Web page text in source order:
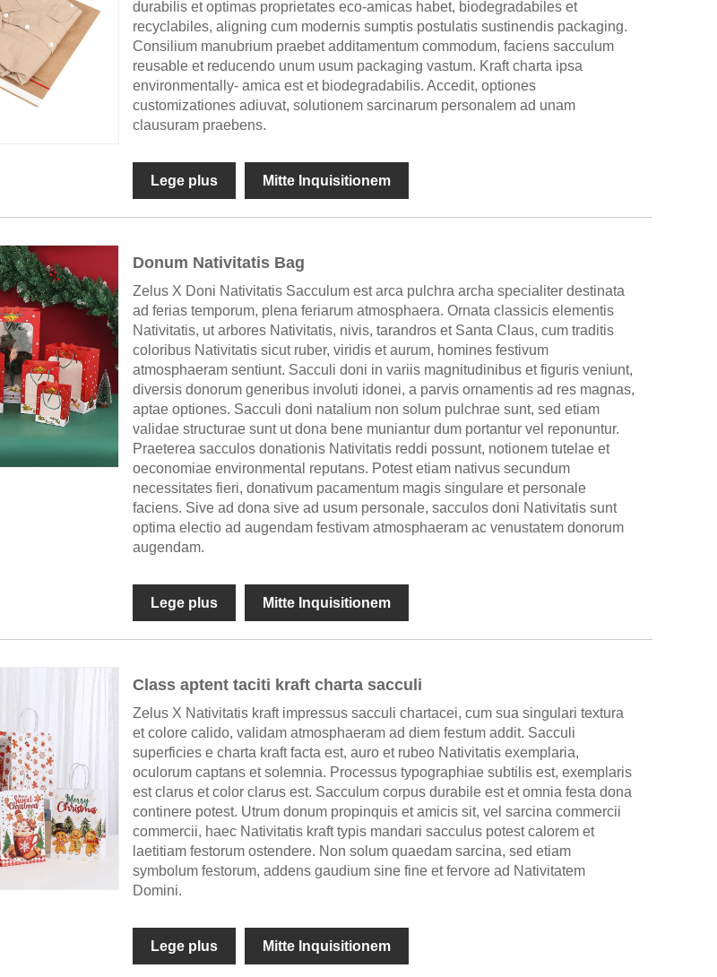
durabilis et optimas proprietates eco-amicas habet, biodegradabiles et
recyclabiles, aligning cum modernis sumptis postulatis sustinendis packaging.
Consilium manubrium praebet additamentum commodum, faciens sacculum
reusable et reducendo unum usum packaging vastum. Kraft charta ipsa
environmentally- amica est et biodegradabilis. Accedit, optiones
customizationes adiuvat, solutionem sarcinarum personalem ad unam
clausuram praebens.
Lege plus Mitte Inquisitionem
Donum Nativitatis Bag
Zelus X Doni Nativitatis Sacculum est arca pulchra archa specialiter destinata
ad ferias temporum, plena feriarum atmosphaera. Ornata classicis elementis
Nativitatis, ut arbores Nativitatis, nivis, tarandros et Santa Claus, cum traditis
coloribus Nativitatis sicut ruber, viridis et aurum, homines festivum
atmosphaeram sentiunt. Sacculi doni in variis magnitudinibus et figuris veniunt,
diversis donorum generibus involuti idonei, a parvis ornamentis ad res magnas,
aptae optiones. Sacculi doni natalium non solum pulchrae sunt, sed etiam
validae structurae sunt ut dona bene muniantur dum portantur vel reponuntur.
Praeterea sacculos donationis Nativitatis reddi possunt, notionem tutelae et
oeconomiae environmental reputans. Potest etiam nativus secundum
necessitates fieri, donativum pacamentum magis singulare et personale
faciens. Sive ad dona sive ad usum personale, sacculos doni Nativitatis sunt
optima electio ad augendam festivam atmosphaeram ac venustatem donorum
augendam.
Lege plus Mitte Inquisitionem
Class aptent taciti kraft charta sacculi
Zelus X Nativitatis kraft impressus sacculi chartacei, cum sua singulari textura
et colore calido, validam atmosphaeram ad diem festum addit. Sacculi
superficies e charta kraft facta est, auro et rubeo Nativitatis exemplaria,
oculorum captans et solemnia. Processus typographiae subtilis est, exemplaris
est clarus et color clarus est. Sacculum corpus durabile est et omnia festa dona
continere potest. Utrum donum propinquis et amicis sit, vel sarcina commercii
commercii, haec Nativitatis kraft typis mandari sacculus potest calorem et
laetitiam festorum ostendere. Non solum quaedam sarcina, sed etiam
symbolum festorum, addens gaudium sine fine et fervore ad Nativitatem
Domini.
Lege plus Mitte Inquisitionem